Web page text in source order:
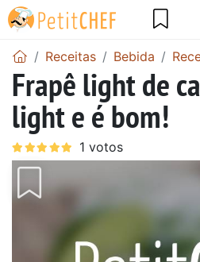
Receitas Bebida
Frapê light de
light e é bom!